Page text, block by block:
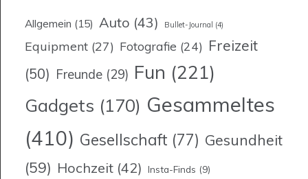
Allgemein (15) Auto (43) Bullet-Journal (4)
Equipment (27) Fotografie (24) Freizeit
(50) Freunde (29) Fun (221)
Gadgets (170) Gesammeltes
(410) Gesellschaft (77) Gesundheit
(59) Hochzeit (42) Insta-Finds (9)